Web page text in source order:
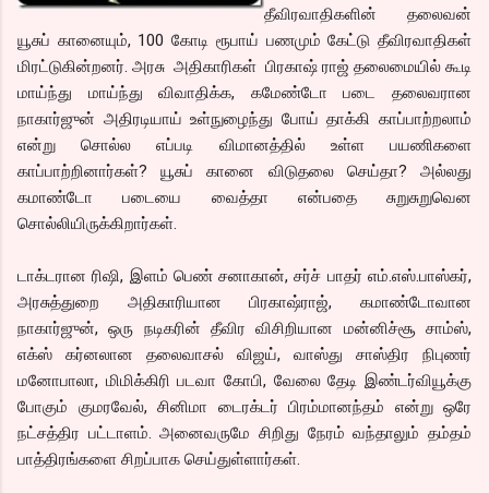
தீவிரவாதிகளின் தலைவன்
யூசுப் கானையும், 100 கோடி ரூபாய் பணமும் கேட்டு தீவிரவாதிகள்
மிரட்டுகின்றனர். அரசு அதிகாரிகள் பிரகாஷ் ராஜ் தலைமையில் கூடி
மாய்ந்து மாய்ந்து விவாதிக்க, கமேண்டோ படை தலைவரான
நாகார்ஜுன் அதிரடியாய் உள்நுழைந்து போய் தாக்கி காப்பாற்றலாம்
என்று சொல்ல எப்படி விமானத்தில் உள்ள பயணிகளை
காப்பாற்றினார்கள்? யூசுப் கானை விடுதலை செய்தா? அல்லது
கமாண்டோ படையை வைத்தா என்பதை சுறுசுறுவென
சொல்லியிருக்கிறார்கள்.
டாக்டரான ரிஷி, இளம் பெண் சனாகான், சர்ச் பாதர் எம்.எஸ்.பாஸ்கர்,
அரசுத்துறை அதிகாரியான பிரகாஷ்ராஜ், கமாண்டோவான
நாகார்ஜுன், ஒரு நடிகரின் தீவிர விசிறியான மன்னிச்சூ சாம்ஸ்,
எக்ஸ் கர்னலான தலைவாசல் விஜய், வாஸ்து சாஸ்திர நிபுணர்
மனோபாலா, மிமிக்கிரி படவா கோபி, வேலை தேடி இண்டர்வியூக்கு
போகும் குமரவேல், சினிமா டைரக்டர் பிரம்மானந்தம் என்று ஒரே
நட்சத்திர பட்டாளம். அனைவருமே சிறிது நேரம் வந்தாலும் தம்தம்
பாத்திரங்களை சிறப்பாக செய்துள்ளார்கள்.